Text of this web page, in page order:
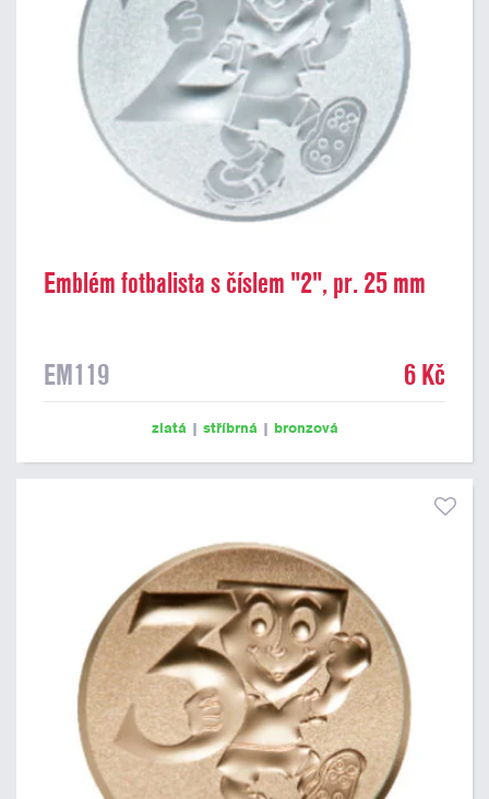
Emblém fotbalista s číslem "2", pr. 25 mm
EM119 6 Kč
zlatá | stříbrná | bronzová